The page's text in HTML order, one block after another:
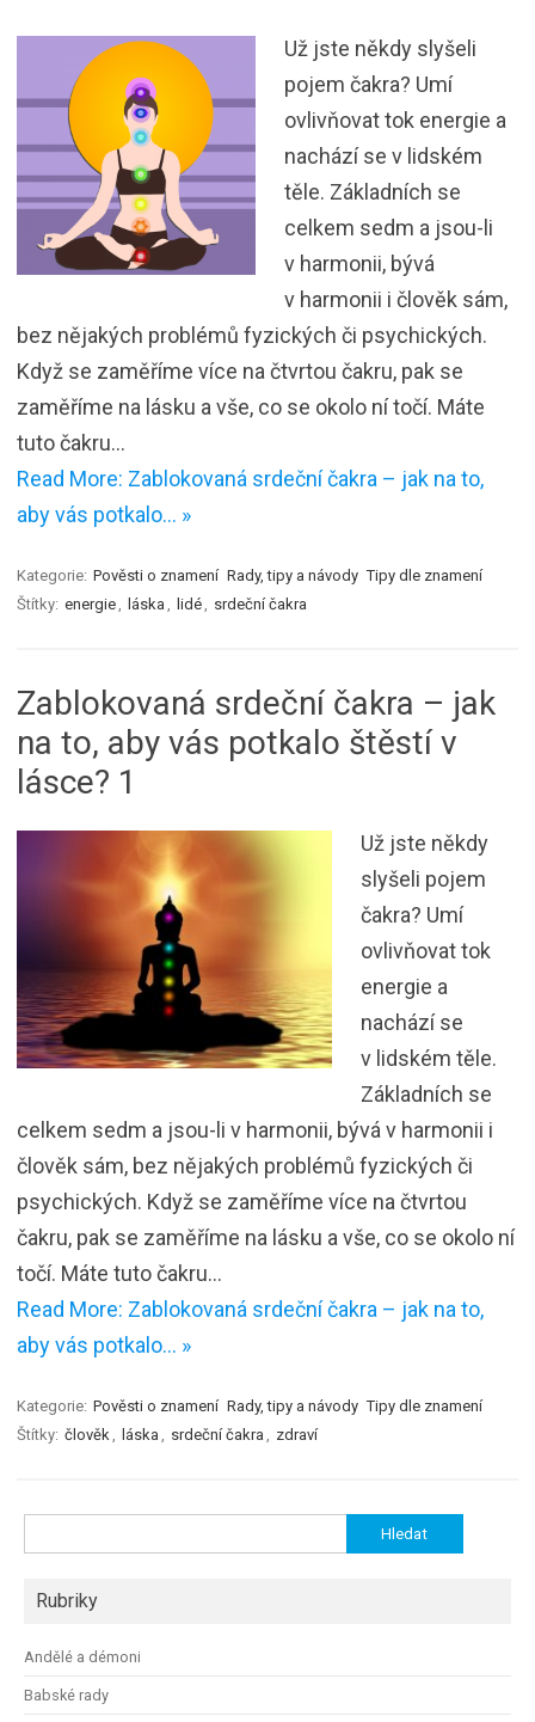
Už jste někdy slyšeli
pojem čakra? Umí
ovlivňovat tok energie a
nachází se v lidském
těle. Základních se
celkem sedm a jsou-li
v harmonii, bývá
v harmonii i člověk sám,
bez nějakých problémů fyzických či psychických.
Když se zaměříme více na čtvrtou čakru, pak se
zaměříme na lásku a vše, co se okolo ní točí. Máte
tuto čakru…
Read More: Zablokovaná srdeční čakra – jak na to,
aby vás potkalo… »
Kategorie: Pověsti o znamení Rady, tipy a návody Tipy dle znamení
Štítky: energie láska lidé srdeční čakra
Zablokovaná srdeční čakra – jak
na to, aby vás potkalo štěstí v
lásce? 1
Už jste někdy
slyšeli pojem
čakra? Umí
ovlivňovat tok
energie a
nachází se
v lidském těle.
Základních se
celkem sedm a jsou-li v harmonii, bývá v harmonii i
člověk sám, bez nějakých problémů fyzických či
psychických. Když se zaměříme více na čtvrtou
čakru, pak se zaměříme na lásku a vše, co se okolo ní
točí. Máte tuto čakru…
Read More: Zablokovaná srdeční čakra – jak na to,
aby vás potkalo… »
Kategorie: Pověsti o znamení Rady, tipy a návody Tipy dle znamení
Štítky: člověk láska srdeční čakra zdraví
Rubriky
Andělé a démoni
Babské rady